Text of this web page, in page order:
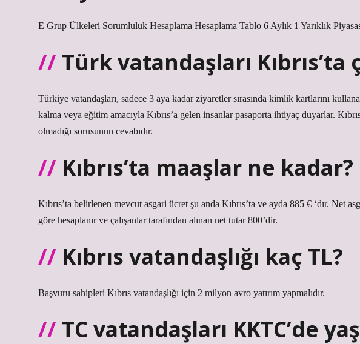
E Grup Ülkeleri Sorumluluk Hesaplama Hesaplama Tablo 6 Aylık 1 Yarıklık
Türk vatandaşları Kıbrıs’ta
Türkiye vatandaşları, sadece 3 aya kadar ziyaretler sırasında kimlik kartlarını
kalma veya eğitim amacıyla Kıbrıs’a gelen insanlar pasaporta ihtiyaç duyarlar.
olmadığı sorusunun cevabıdır.
Kıbrıs’ta maaşlar ne kadar?
Kıbrıs’ta belirlenen mevcut asgari ücret şu anda Kıbrıs’ta ve ayda 885 € ‘dır. Net
göre hesaplanır ve çalışanlar tarafından alınan net tutar 800’dir.
Kıbrıs vatandaşlığı kaç TL?
Başvuru sahipleri Kıbrıs vatandaşlığı için 2 milyon avro yatırım yapmalıdır.
TC vatandaşları KKTC’de